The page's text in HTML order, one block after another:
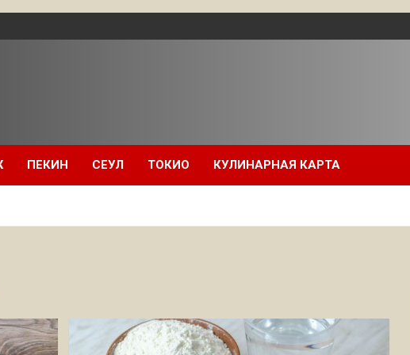
ПЕКИН СЕУЛ ТОКИО КУЛИНАРНАЯ КАРТА